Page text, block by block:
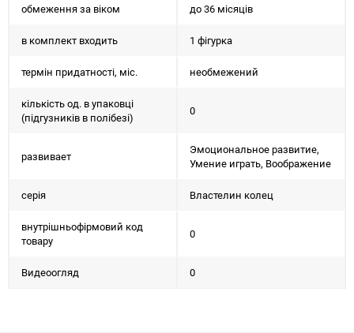
обмеження за віком до 36 місяців
в комплект входить 1 фігурка
термін придатності, міс. необмежений
кількість од. в упаковці
(підгузників в полібезі)
0
развивает
Эмоциональное развитие,
Умение играть, Воображение
серія Властелин колец
внутрішньофірмовий код
товару
0
Видеоогляд 0